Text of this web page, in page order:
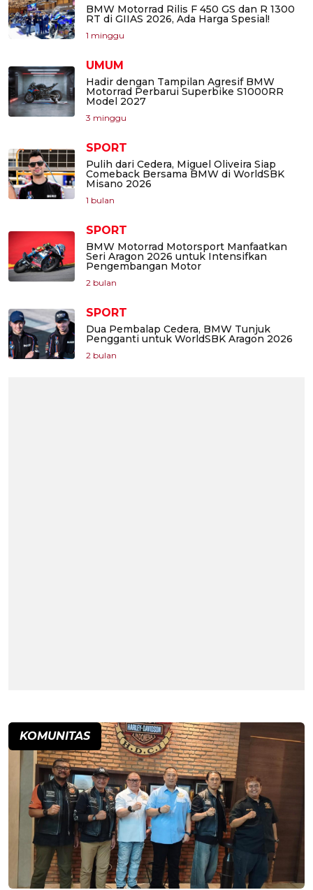
BMW Motorrad Rilis F 450 GS dan R 1300
RT di GIIAS 2026, Ada Harga Spesial!
1 minggu
UMUM
Hadir dengan Tampilan Agresif BMW
Motorrad Perbarui Superbike S1000RR
Model 2027
3 minggu
SPORT
Pulih dari Cedera, Miguel Oliveira Siap
Comeback Bersama BMW di WorldSBK
Misano 2026
1 bulan
SPORT
BMW Motorrad Motorsport Manfaatkan
Seri Aragon 2026 untuk Intensifkan
Pengembangan Motor
2 bulan
SPORT
Dua Pembalap Cedera, BMW Tunjuk
Pengganti untuk WorldSBK Aragon 2026
2 bulan
KOMUNITAS